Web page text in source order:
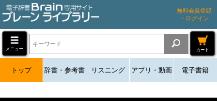
無料会員登録
・ログイン
メニュー カート
トップ 辞書・参考書 リスニング アプリ・動画 電子書籍